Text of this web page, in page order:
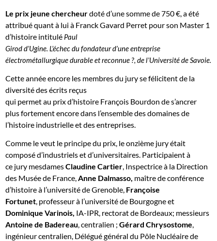
Le prix jeune chercheurdoté d’une somme de 750 €, a été
attribué quant à lui à Franck Gavard Perret pour son Master 1
d’histoire intitulé Paul
Girod d’Ugine. L’échec du fondateur d’une entreprise
électrométallurgique durable et reconnue ?, de l’Université de Savoie.
Cette année encore les membres du jury se félicitent de la
diversité des écrits reçus
qui permet au prix d’histoire François Bourdon de s’ancrer
plus fortement encore dans l’ensemble des domaines de
l’histoire industrielle et des entreprises.
Comme le veut le principe du prix, le onzième jury était
composé d’industriels et d’universitaires. Participaient à
ce jury mesdamesClaudine Cartier, Inspectrice à la Direction
des Musée de France,Anne Dalmasso, maître de conférence
d’histoire à l’université de Grenoble, Françoise
Fortunet, professeur à l’université de Bourgogne et
Dominique Varinois, IA-IPR, rectorat de Bordeaux; messieurs
Antoine de Badereau, centralien ;Gérard Chrysostome,
ingénieur centralien, Délégué général du Pôle Nucléaire de